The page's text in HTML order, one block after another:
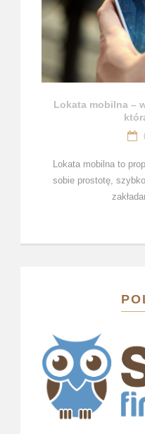
Lokata mobilna –
Lokata mobilna to
sobie prostotę,